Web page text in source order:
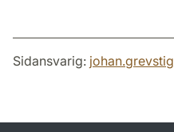
Sidansvarig: johan.grevstig